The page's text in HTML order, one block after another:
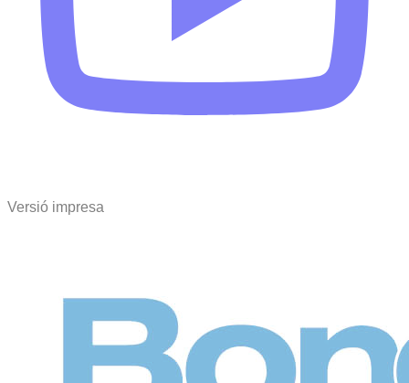
Versió impresa